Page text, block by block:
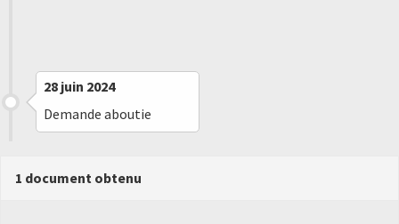
28 juin 2024
Demande aboutie
1 document obtenu